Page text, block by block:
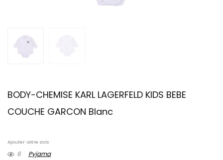
BODY-CHEMISE KARL LAGERFELD KIDS BEBE
COUCHE GARCON Blanc
Ajouter votre avis
6 Pyjama